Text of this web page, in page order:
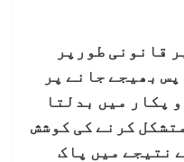
قانونی طورپر
بھیجے جانے پر
پکار میں بدلتا
کرنے کی کوشش
نتیجے میں پاک